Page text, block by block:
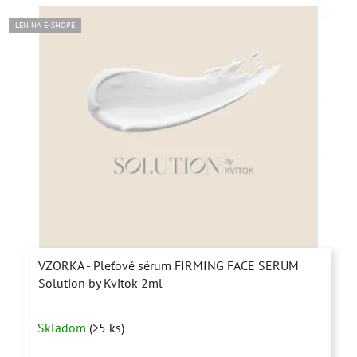
LEN NA E-SHOPE
VZORKA - Pleťové sérum FIRMING FACE SERUM
Solution by Kvitok 2ml
hodnotenie
Skladom (>5 ks)